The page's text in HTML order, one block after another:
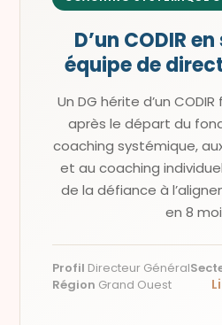
D’un CODIR
équipe de
Un DG hérite d’un
après le départ du
coaching systémique,
et au coaching
de la défiance à
en 8
Profil Directeur Général
Région Grand Ouest